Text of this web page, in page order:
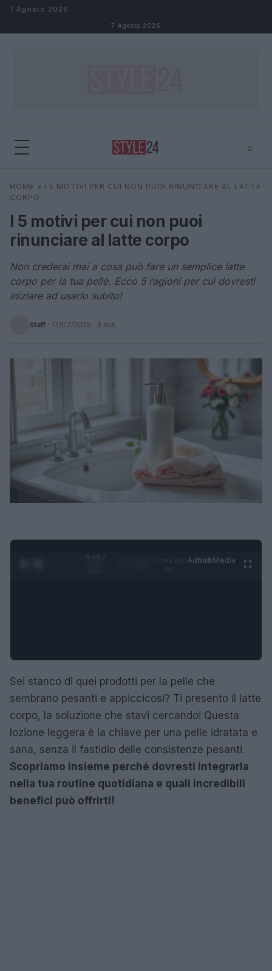
Salta al contenuto
7 Agosto 2026
7 Agosto 2026
⌕
Cerca ⌕ ×
HOME » I 5 MOTIVI PER CUI NON PUOI RINUNCIARE AL LATTE
CORPO
I 5 motivi per cui non puoi
rinunciare al latte corpo
Non crederai mai a cosa può fare un semplice latte
corpo per la tua pelle. Ecco 5 ragioni per cui dovresti
iniziare ad usarlo subito!
Staff · 17/07/2025 · 3 min
0:29 /
AdhubMedia
Sei stanco di quei prodotti per la pelle che
sembrano pesanti e appiccicosi? Ti presento il latte
corpo, la soluzione che stavi cercando! Questa
lozione leggera è la chiave per una pelle idratata e
sana, senza il fastidio delle consistenze pesanti.
Scopriamo insieme perché dovresti integrarla
nella tua routine quotidiana e quali incredibili
benefici può offrirti!